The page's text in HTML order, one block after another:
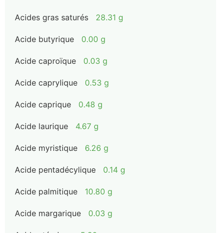
Acides gras saturés 28.31 g
Acide butyrique 0.00 g
Acide caproïque 0.03 g
Acide caprylique 0.53 g
Acide caprique 0.48 g
Acide laurique 4.67 g
Acide myristique 6.26 g
Acide pentadécylique 0.14 g
Acide palmitique 10.80 g
Acide margarique 0.03 g